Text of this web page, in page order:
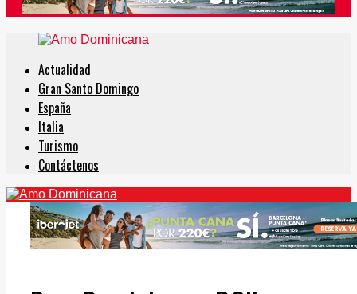
Actualidad
Gran Santo Domingo
España
Italia
Turismo
Contáctenos